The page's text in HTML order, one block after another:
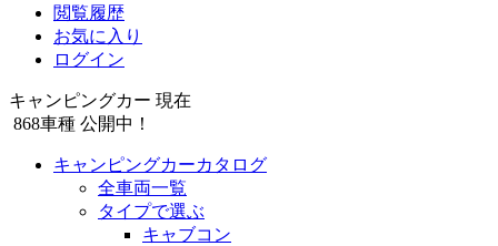
閲覧履歴
お気に入り
ログイン
キャンピングカー 現在
868車種 公開中！
キャンピングカーカタログ
全車両一覧
タイプで選ぶ
キャブコン